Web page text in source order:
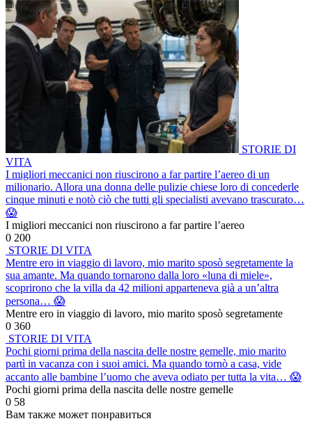
STORIE DI
VITA
I migliori meccanici non riuscirono a far partire l’aereo di un
milionario. Allora una donna delle pulizie chiese loro di concederle
cinque minuti e notò ciò che tutti gli specialisti avevano trascurato…
😱
I migliori meccanici non riuscirono a far partire l’aereo
0 200
STORIE DI VITA
Mentre ero in viaggio di lavoro, mio marito sposò segretamente la
sua amante. Ma quando tornarono dalla loro «luna di miele»,
scoprirono che la villa da 42 milioni apparteneva già a un’altra
persona… 😱
Mentre ero in viaggio di lavoro, mio marito sposò segretamente
0 360
STORIE DI VITA
Pochi giorni prima della nascita delle nostre gemelle, mio marito
partì in vacanza con i suoi amici. Ma quando tornò a casa, vide
accanto alle bambine l’uomo che aveva odiato per tutta la vita… 😱
Pochi giorni prima della nascita delle nostre gemelle
0 58
Вам также может понравиться